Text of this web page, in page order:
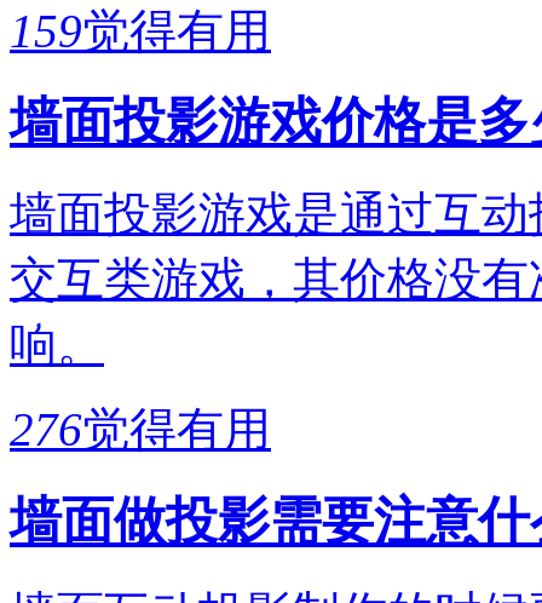
159觉得有用
墙面投影游戏价格是
墙面投影游戏是通过互
交互类游戏，其价格没
响。
276觉得有用
墙面做投影需要注意